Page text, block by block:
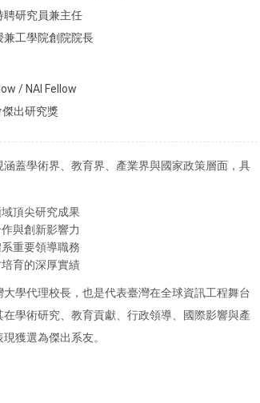
聘研究員兼主任
工學院創院院長
/ NAI Fellow
出研究獎
蓋學術界、教育界、產業界與國家政策層面，具
頂尖研究成果
與創新影響力
重要領導職務
育的深厚實績
學代理校長，也是代表臺灣在全球資訊工程舞台
在學術研究、教育貢獻、行政領導、國際影響與產
獲選為傑出系友。